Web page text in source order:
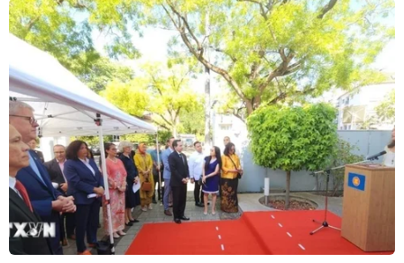
(TTXVN/Vietnam+)